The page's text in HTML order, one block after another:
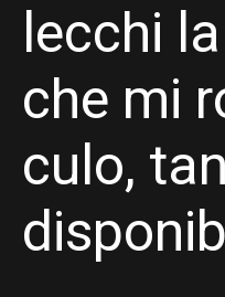
lecchi
che mi
culo,